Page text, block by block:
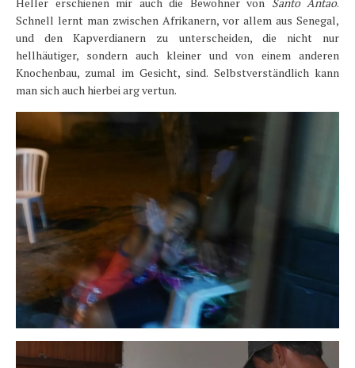
Schnell lernt man zwischen Afrikanern, vor allem aus Senegal,
und den Kapverdianern zu unterscheiden, die nicht nur
hellhäutiger, sondern auch kleiner und von einem anderen
Knochenbau, zumal im Gesicht, sind. Selbstverständlich kann
man sich auch hierbei arg vertun.